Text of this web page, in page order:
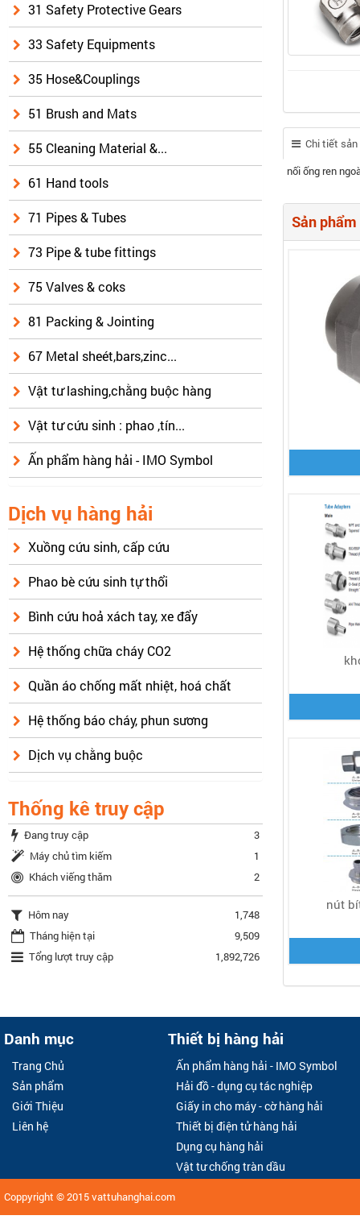
31 Safety Protective Gears
33 Safety Equipments
35 Hose&Couplings
51 Brush and Mats
55 Cleaning Material &...
61 Hand tools
71 Pipes & Tubes
73 Pipe & tube fittings
75 Valves & coks
81 Packing & Jointing
67 Metal sheét,bars,zinc...
Vật tư lashing,chằng buộc hàng
Vật tư cứu sinh : phao ,tín...
Ấn phẩm hàng hải - IMO Symbol
Dịch vụ hàng hải
Xuồng cứu sinh, cấp cứu
Phao bè cứu sinh tự thổi
Bình cứu hoả xách tay, xe đẩy
Hệ thống chữa cháy CO2
Quần áo chống mất nhiệt, hoá chất
Hệ thống báo cháy, phun sương
Dịch vụ chằng buộc
Thống kê truy cập
Đang truy cập
3
Máy chủ tìm kiếm
1
Khách viếng thăm
2
Hôm nay
1,748
Tháng hiện tại
9,509
Tổng lượt truy cập
1,892,726
Chi tiết sản
nối ống ren
Sản
nút
Danh mục
Trang Chủ
Sản phẩm
Giới Thiệu
Liên hệ
Thiết bị hàng hải
Ấn phẩm hàng hải - IMO Symbol
Hải đồ - dụng cụ tác nghiệp
Giấy in cho máy - cờ hàng hải
Thiết bị điện tử hàng hải
Dụng cụ hàng hải
Vật tư chống tràn dầu
Coppyright © 2015vattuhanghai.com